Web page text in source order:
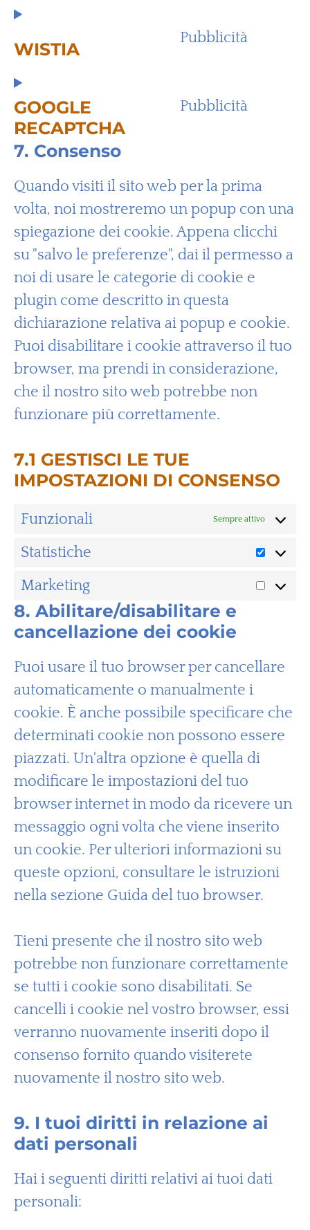
WISTIA
Pubblicità
GOOGLE
RECAPTCHA
Pubblicità
7. Consenso
Quando visiti il sito web per la prima
volta, noi mostreremo un popup con una
spiegazione dei cookie. Appena clicchi
su "salvo le preferenze", dai il permesso a
noi di usare le categorie di cookie e
plugin come descritto in questa
dichiarazione relativa ai popup e cookie.
Puoi disabilitare i cookie attraverso il tuo
browser, ma prendi in considerazione,
che il nostro sito web potrebbe non
funzionare più correttamente.
7.1 GESTISCI LE TUE
IMPOSTAZIONI DI CONSENSO
Funzionali Sempre attivo
Statistiche
Marketing
8. Abilitare/disabilitare e
cancellazione dei cookie
Puoi usare il tuo browser per cancellare
automaticamente o manualmente i
cookie. È anche possibile specificare che
determinati cookie non possono essere
piazzati. Un'altra opzione è quella di
modificare le impostazioni del tuo
browser internet in modo da ricevere un
messaggio ogni volta che viene inserito
un cookie. Per ulteriori informazioni su
queste opzioni, consultare le istruzioni
nella sezione Guida del tuo browser.
Tieni presente che il nostro sito web
potrebbe non funzionare correttamente
se tutti i cookie sono disabilitati. Se
cancelli i cookie nel vostro browser, essi
verranno nuovamente inseriti dopo il
consenso fornito quando visiterete
nuovamente il nostro sito web.
9. I tuoi diritti in relazione ai
dati personali
Hai i seguenti diritti relativi ai tuoi dati
personali: